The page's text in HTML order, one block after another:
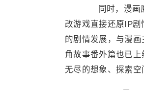
同时，漫画原
改游戏直接还原IP
的剧情发展，与漫
角故事番外篇也已
无尽的想象、探索空